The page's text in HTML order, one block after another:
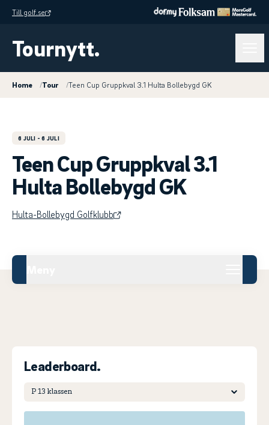
Till golf.se
Tournytt.
Home /Tour /Teen Cup Gruppkval 3.1 Hulta Bollebygd GK
6 JULI - 6 JULI
Teen Cup Gruppkval 3.1
Hulta Bollebygd GK
Hulta-Bollebygd Golfklubb
Leaderboard.